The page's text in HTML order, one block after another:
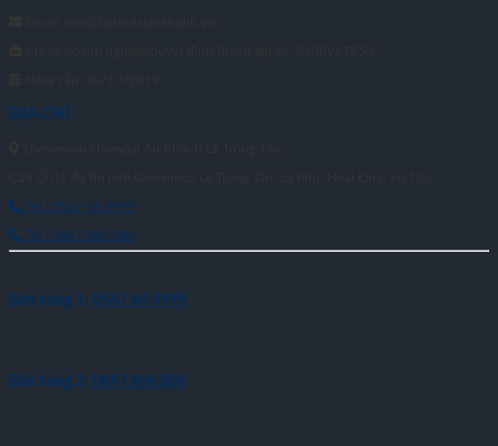
ĐỊA CHỈ
Tel : 0567 66 9999
Tel : 0847 886 886
Bán hàng 1: 0567 66 9999
Bán hàng 2: 0847 886 886